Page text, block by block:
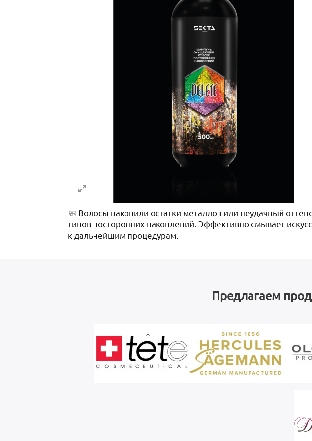
🧼 Волосы накопили остатки металлов или неудачный
типов посторонних накоплений. Эффективно смывает
к дальнейшим процедурам.
Предлагаем